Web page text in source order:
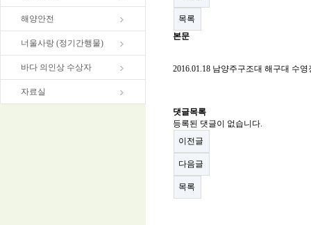
해양안전
너울사랑 (정기간행물)
바다 의인상 수상자
자료실
목록
본문
2016.01.18 남양주구조대 해구대 수
댓글목록
등록된 댓글이 없습니다.
이전글
다음글
목록